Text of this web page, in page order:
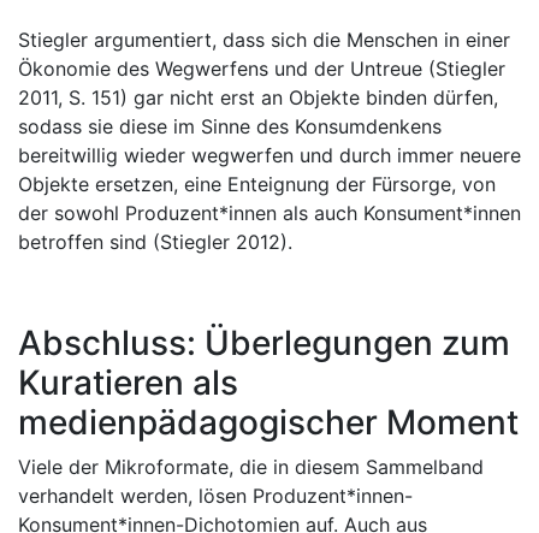
Stiegler argumentiert, dass sich die Menschen in einer
Ökonomie des Wegwerfens und der Untreue (Stiegler
2011, S. 151) gar nicht erst an Objekte binden dürfen,
sodass sie diese im Sinne des Konsumdenkens
bereitwillig wieder wegwerfen und durch immer neuere
Objekte ersetzen, eine Enteignung der Fürsorge, von
der sowohl Produzent*innen als auch Konsument*innen
betroffen sind (Stiegler 2012).
Abschluss: Überlegungen zum
Kuratieren als
medienpädagogischer Moment
Viele der Mikroformate, die in diesem Sammelband
verhandelt werden, lösen Produzent*innen-
Konsument*innen-Dichotomien auf. Auch aus